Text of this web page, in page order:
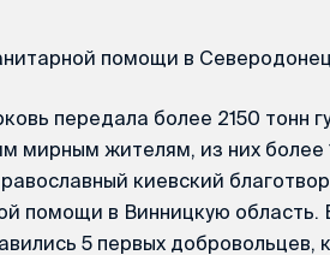
помощи в
передала более 2150 тонн
мирным жителям, из них более
киевский
помощи в Винницкую область.
5 первых добровольцев,